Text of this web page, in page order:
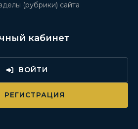
(рубрики) сайта
кабинет
ВОЙТИ
РЕГИСТРАЦИЯ